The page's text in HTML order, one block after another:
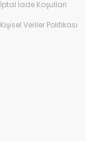
İptal İade Koşullari
Kişisel Veriler Politikası